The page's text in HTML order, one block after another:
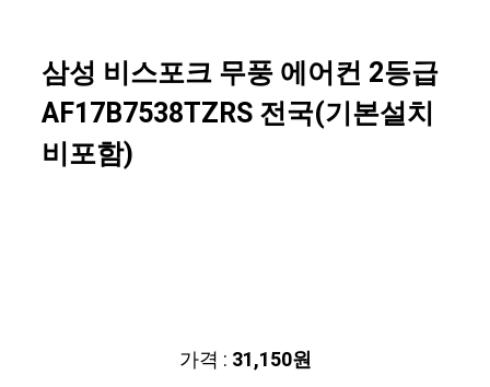
삼성 비스포크 무풍 에어컨 2등급
AF17B7538TZRS 전국(기본설치
비포함)
가격 : 31,150원